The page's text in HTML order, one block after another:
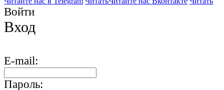
Войти
Вход
E-mail:
Пароль: